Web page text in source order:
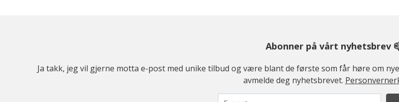
Abonner på vårt nyhetsbrev
Ja takk, jeg vil gjerne motta e-post med unike tilbud og være blant de første som får høre om
avmelde deg nyhetsbrevet.